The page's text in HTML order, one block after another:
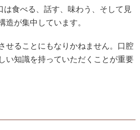
は食べる、話す、味わう、そして見
が集中しています。
せることにもなりかねません。口腔
い知識を持っていただくことが重要